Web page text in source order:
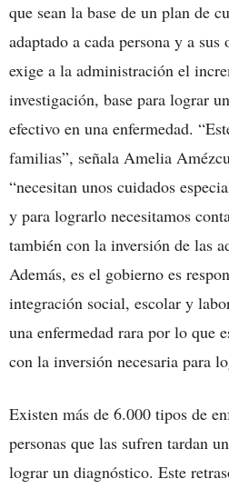
que sean la base de un plan de
adaptado a cada persona y a
exige a la administración el
investigación, base para lograr
efectivo en una enfermedad.
familias”, señala Amelia
“necesitan unos cuidados
y para lograrlo necesitamos
también con la inversión de las
Además, es el gobierno es
integración social, escolar y
una enfermedad rara por lo que
con la inversión necesaria para
Existen más de 6.000 tipos de
personas que las sufren tardan
lograr un diagnóstico. Este